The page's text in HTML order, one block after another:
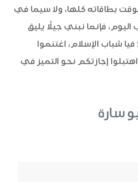
بطاقاته كلها، ولا سيما في
اليوم، فإنما نبني جيلًا يليق
شباب الإسلام، اغتنموا
إجازتكم نحو التميز في
سارة